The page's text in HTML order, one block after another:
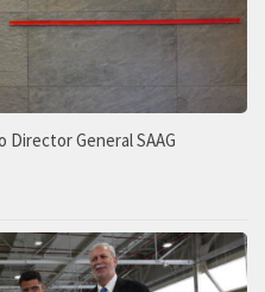
General SAAG